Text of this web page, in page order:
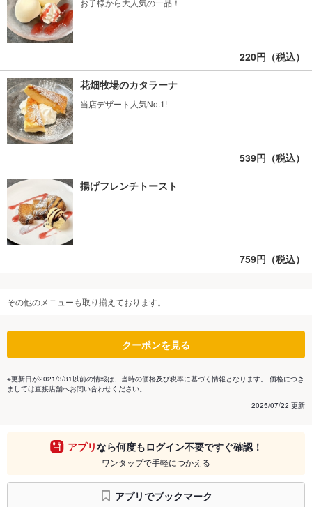
お子様から大人気の一品！
220円（税込）
花畑牧場のカタラーナ
当店デザート人気No.1!
539円（税込）
揚げフレンチトースト
759円（税込）
その他のメニューも取り揃えております。
クーポンを見る
※更新日が2021/3/31以前の情報は、当時の価格及び税率に基づく情報となります。 価格につき
ましては直接店舗へお問い合わせください。
2025/07/22 更新
アプリなら何度もログイン不要ですぐ確認！
ワンタップで手軽につかえる
アプリでブックマーク